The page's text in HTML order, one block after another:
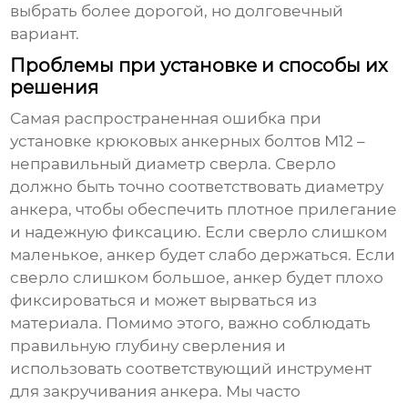
выбрать более дорогой, но долговечный
вариант.
Проблемы при установке и способы их
решения
Самая распространенная ошибка при
установке крюковых анкерных болтов М12 –
неправильный диаметр сверла. Сверло
должно быть точно соответствовать диаметру
анкера, чтобы обеспечить плотное прилегание
и надежную фиксацию. Если сверло слишком
маленькое, анкер будет слабо держаться. Если
сверло слишком большое, анкер будет плохо
фиксироваться и может вырваться из
материала. Помимо этого, важно соблюдать
правильную глубину сверления и
использовать соответствующий инструмент
для закручивания анкера. Мы часто